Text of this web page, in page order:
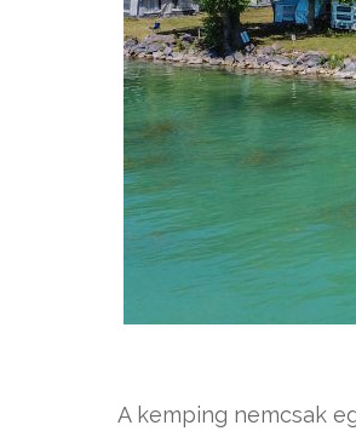
A kemping nemcsak